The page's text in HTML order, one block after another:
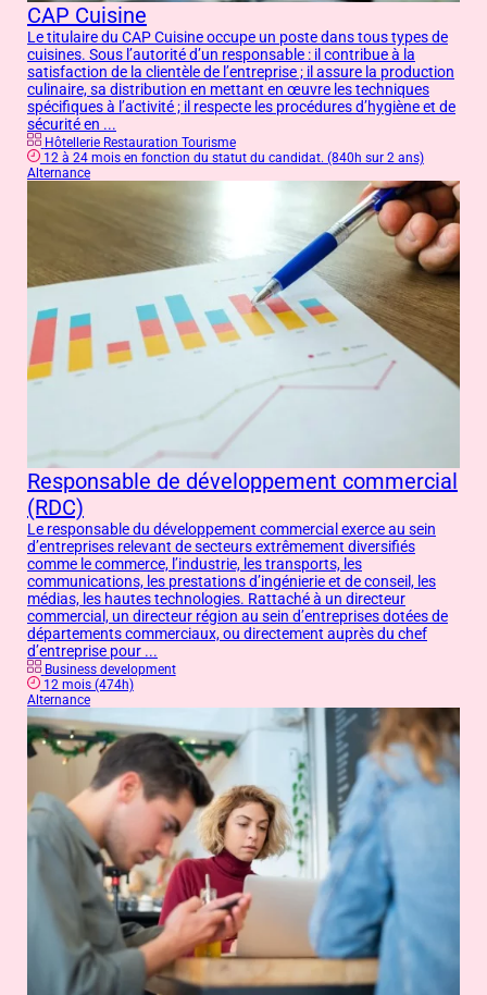
CAP Cuisine
Le titulaire du CAP Cuisine occupe un poste dans tous types de
cuisines. Sous l’autorité d’un responsable : il contribue à la
satisfaction de la clientèle de l’entreprise ; il assure la production
culinaire, sa distribution en mettant en œuvre les techniques
spécifiques à l’activité ; il respecte les procédures d’hygiène et de
sécurité en ...
Hôtellerie Restauration Tourisme
12 à 24 mois en fonction du statut du candidat. (840h sur 2 ans)
Alternance
Responsable de développement commercial
(RDC)
Le responsable du développement commercial exerce au sein
d’entreprises relevant de secteurs extrêmement diversifiés
comme le commerce, l’industrie, les transports, les
communications, les prestations d’ingénierie et de conseil, les
médias, les hautes technologies. Rattaché à un directeur
commercial, un directeur région au sein d’entreprises dotées de
départements commerciaux, ou directement auprès du chef
d’entreprise pour ...
Business development
12 mois (474h)
Alternance